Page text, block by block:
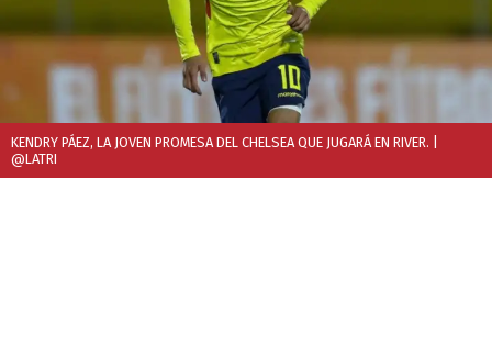
KENDRY PÁEZ, LA JOVEN PROMESA DEL CHELSEA QUE JUGARÁ EN RIVER.
@LATRI